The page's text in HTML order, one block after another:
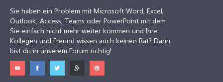
Sie haben ein Problem mit Microsoft Word, Excel,
Outlook, Access, Teams oder PowerPoint mit dem
Sie einfach nicht mehr weiter kommen und Ihre
Kollegen und Freund wissen auch keinen Rat? Dann
bist du in unserem Forum richtig!